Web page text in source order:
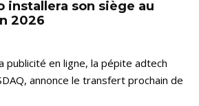
installera son siège au
2026
publicité en ligne, la pépite adtech
annonce le transfert prochain de